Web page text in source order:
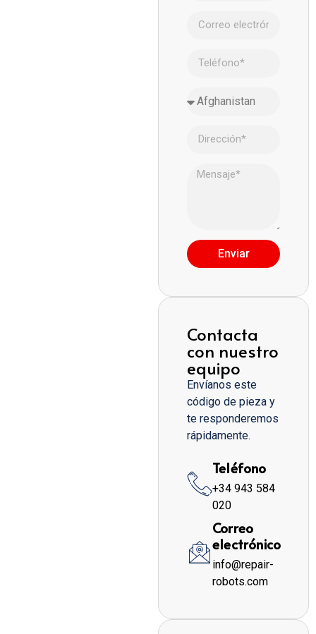
Enviar
Contacta
con nuestro
equipo
Envíanos este
código de pieza y
te responderemos
rápidamente.
Teléfono
+34 943 584
020
Correo
electrónico
info@repair-
robots.com